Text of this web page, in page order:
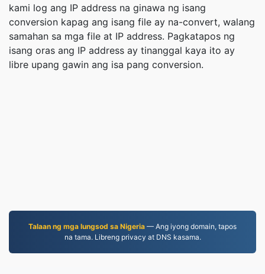
kami log ang IP address na ginawa ng isang
conversion kapag ang isang file ay na-convert, walang
samahan sa mga file at IP address. Pagkatapos ng
isang oras ang IP address ay tinanggal kaya ito ay
libre upang gawin ang isa pang conversion.
Talaan ng mga lungsod sa Nigeria — Ang iyong domain, tapos
na tama. Libreng privacy at DNS kasama.